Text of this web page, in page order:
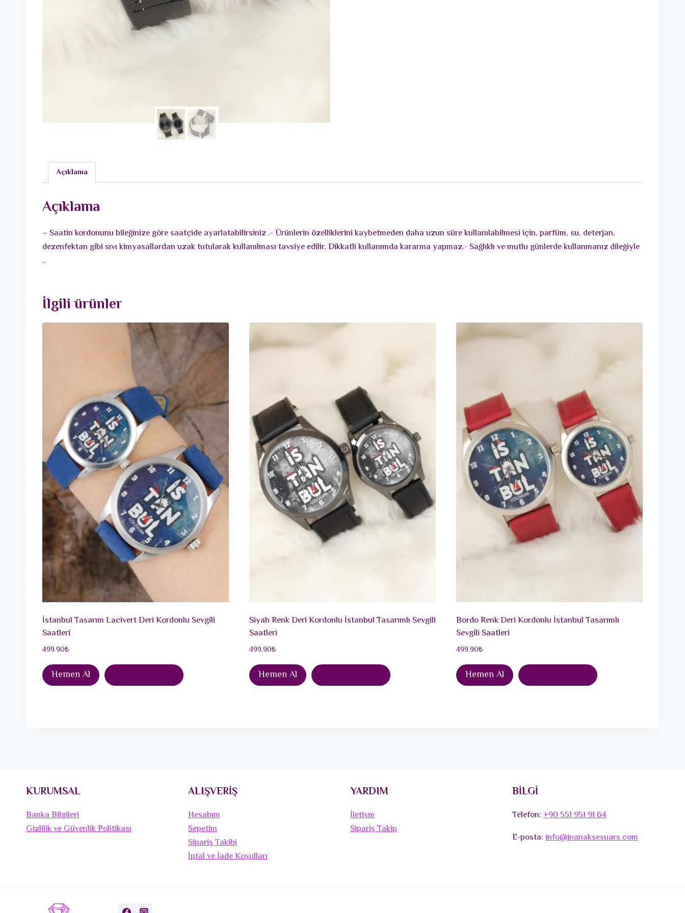
Açıklama
Açıklama
– Saatin kordonunu bileğinize göre saatçide ayarlatabilirsiniz .- Ürünlerin özelliklerini kaybetmeden daha uzun süre kullanılabilmesi için, parfüm, su, deterjan,
dezenfektan gibi sıvı kimyasallardan uzak tutularak kullanılması tavsiye edilir. Dikkatli kullanımda kararma yapmaz.- Sağlıklı ve mutlu günlerde kullanmanız dileğiyle
..
İlgili ürünler
İstanbul Tasarım Lacivert Deri Kordonlu Sevgili
Saatleri
499.90₺
Hemen Al
Siyah Renk Deri Kordonlu İstanbul Tasarımlı Sevgili
Saatleri
499.90₺
Hemen Al
Bordo Renk Deri Kordonlu İstanbul Tasarımlı
Sevgili Saatleri
499.90₺
Hemen Al
KURUMSAL
Banka Bilgileri
Gizlilik ve Güvenlik Politikası
ALIŞVERİŞ
Hesabım
Sepetim
Sipariş Takibi
İptal ve İade Koşulları
YARDIM
İletişm
Sipariş Takip
BİLGİ
Telefon:+90 551 951 91 64
E-posta:info@jnanaksesuars.com